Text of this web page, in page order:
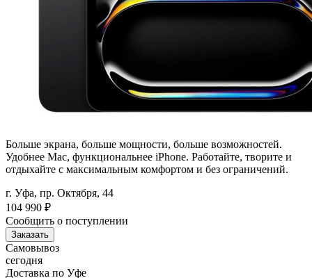
Больше экрана, больше мощности, больше возможностей.
Удобнее Mac, функциональнее iPhone. Работайте, творите и
отдыхайте с максимальным комфортом и без ограничений.
г. Уфа, пр. Октября, 44
104 990 ₽
Сообщить о поступлении
Заказать
Самовывоз
сегодня
Доставка по Уфе